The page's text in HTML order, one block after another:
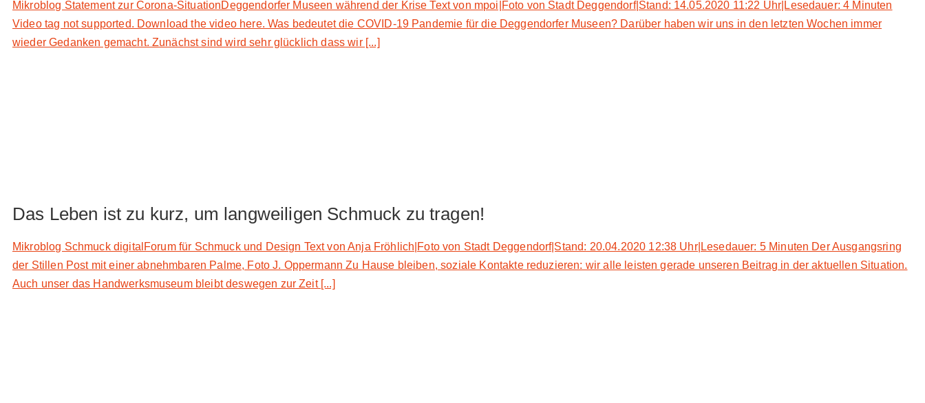
Mikroblog Statement zur Corona-SituationDeggendorfer Museen während der Krise Text von mpoi|Foto von Stadt Deggendorf|Stand: 14.05.2020 11:22 Uhr|Lesedauer: 4 Minuten
Video tag not supported. Download the video here. Was bedeutet die COVID-19 Pandemie für die Deggendorfer Museen? Darüber haben wir uns in den letzten Wochen immer
wieder Gedanken gemacht. Zunächst sind wird sehr glücklich dass wir [...]
Das Leben ist zu kurz, um langweiligen Schmuck zu tragen!
Mikroblog Schmuck digitalForum für Schmuck und Design Text von Anja Fröhlich|Foto von Stadt Deggendorf|Stand: 20.04.2020 12:38 Uhr|Lesedauer: 5 Minuten Der Ausgangsring
der Stillen Post mit einer abnehmbaren Palme, Foto J. Oppermann Zu Hause bleiben, soziale Kontakte reduzieren: wir alle leisten gerade unseren Beitrag in der aktuellen Situation.
Auch unser das Handwerksmuseum bleibt deswegen zur Zeit [...]